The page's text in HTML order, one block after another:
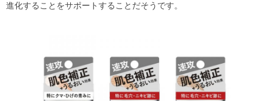
進化することをサポートすることだそうです。